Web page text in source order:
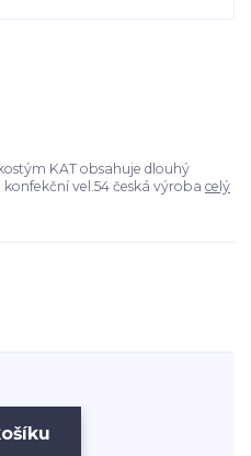
KAT obsahuje dlouhý
vel.54 česká výroba celý